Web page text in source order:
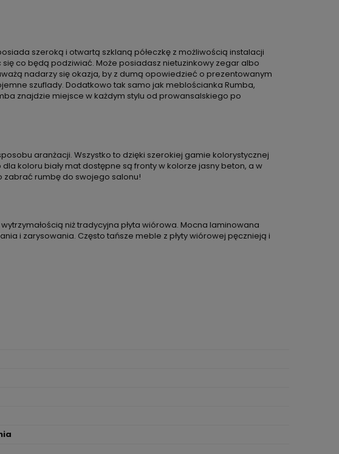
szeroką i otwartą szklaną półeczkę z możliwością instalacji
co będą podziwiać. Może posiadasz nietuzinkowy zegar albo
nadarzy się okazja, by z dumą opowiedzieć o prezentowanym
szuflady. Dodatkowo tak samo jak meblościanka Rumba,
znajdzie miejsce w każdym stylu od prowansalskiego po
aranżacji. Wszystko to dzięki szerokiej gamie kolorystycznej
koloru biały mat dostępne są fronty w kolorze jasny beton, a w
zabrać rumbę do swojego salonu!
niż tradycyjna płyta wiórowa. Mocna laminowana
i zarysowania. Często tańsze meble z płyty wiórowej pęcznieją i